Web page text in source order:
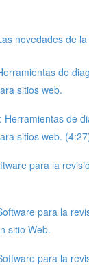
novedades de
de
sitios web.
Herramientas de
sitios web.
para la
para la
sitio Web.
para la